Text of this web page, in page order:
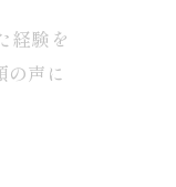
経験を
声に